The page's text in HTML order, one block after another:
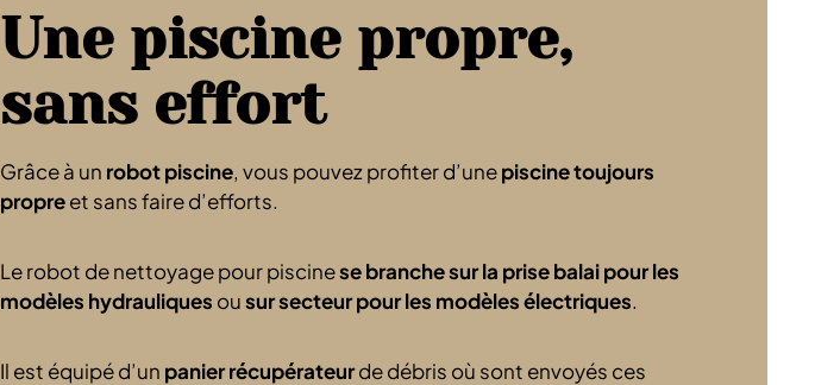
Une piscine propre,
sans effort
Grâce à un robot piscine, vous pouvez profiter d’unepiscine toujours
propreet sans faire d’efforts.
Le robot de nettoyage pour piscinese branche sur la prise balai pour les
modèles hydrauliques ousur secteur pour les modèles électriques.
Il est équipé d’un panier récupérateurde débris où sont envoyés ces